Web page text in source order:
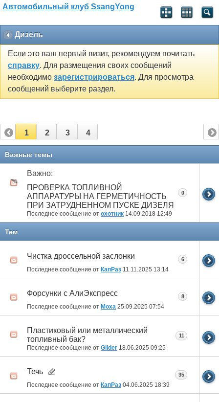
Автомобильный клуб SsangYong
Дизель
Если это ваш первый визит, рекомендуем почитать
справку. Для размещения своих сообщений
необходимо зарегистрироваться. Для просмотра
сообщений выберите раздел.
1 2 3 4
Важные темы
Важно:
ПРОВЕРКА ТОПЛИВНОЙ
АППАРАТУРЫ НА ГЕРМЕТИЧНОСТЬ
ПРИ ЗАТРУДНЕННОМ ПУСКЕ ДИЗЕЛЯ
Последнее сообщение от охотник 14.09.2018 12:49
0
Тем
Чистка дроссельной заслонки
Последнее сообщение от КапРаз 11.11.2025 13:14
6
Форсунки с АлиЭкспресс
Последнее сообщение от Moxa 25.09.2025 07:54
8
Пластиковый или металлический
топливный бак?
Последнее сообщение от Glider 18.06.2025 09:25
11
Течь
Последнее сообщение от КапРаз 04.06.2025 18:39
35